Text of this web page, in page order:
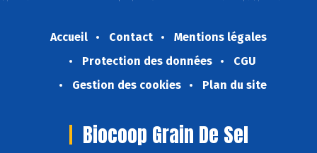
Accueil Contact
Mentions légales
Protection des données
CGU
Gestion des cookies
Plan du site
Biocoop Grain De Sel